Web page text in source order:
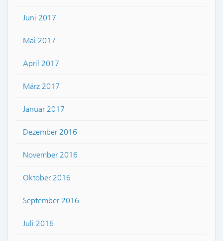
Juni 2017
Mai 2017
April 2017
März 2017
Januar 2017
Dezember 2016
November 2016
Oktober 2016
September 2016
Juli 2016